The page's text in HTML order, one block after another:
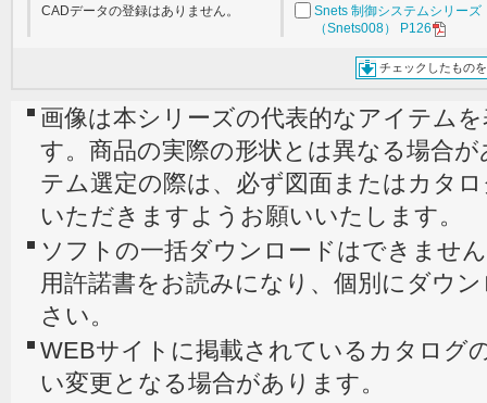
CADデータの登録はありません。
Snets 制御システムシリーズ
（Snets008） P126
チェックしたもの
画像は本シリーズの代表的なアイテム
す。商品の実際の形状とは異なる場合
テム選定の際は、必ず図面またはカタ
いただきますようお願いいたします。
ソフトの一括ダウンロードはできませ
用許諾書をお読みになり、個別にダウ
さい。
WEBサイトに掲載されているカタログ
い変更となる場合があります。